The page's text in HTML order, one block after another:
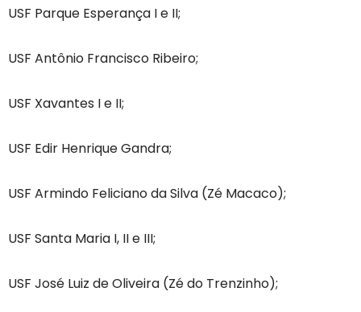
USF Parque Esperança I e II;
USF Antônio Francisco Ribeiro;
USF Xavantes I e II;
USF Edir Henrique Gandra;
USF Armindo Feliciano da Silva (Zé Macaco);
USF Santa Maria I, II e III;
USF José Luiz de Oliveira (Zé do Trenzinho);